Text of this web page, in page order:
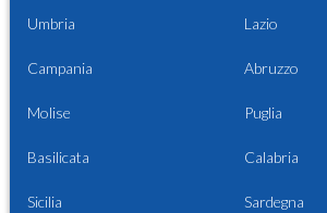
Umbria Lazio
Campania Abruzzo
Molise Puglia
Basilicata Calabria
Sicilia Sardegna